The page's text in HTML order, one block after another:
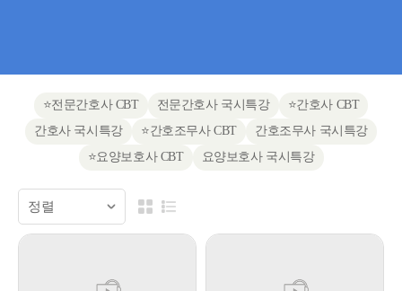
⭐전문간호사 CBT 전문간호사 국시특강
⭐간호사 CBT
간호사 국시특강
⭐간호조무사 CBT
간호조무사 국시특강
⭐요양보호사 CBT
요양보호사 국시특강